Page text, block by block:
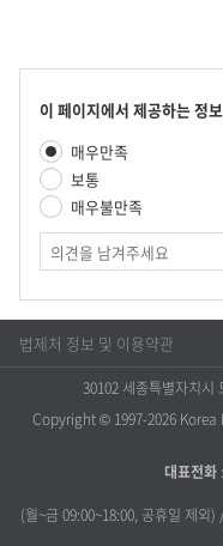
콘
츠
만
족
도
조
사
이 페이지에서 제공하는 정
만
족
도
평
가
매우만족
보통
매우불만족
견
법제처 정보 및 이용약관
30102 세종특별자치시
Copyright © 1997-2026
대표전화 :
(월~금 09:00~18:00, 공휴일 제외